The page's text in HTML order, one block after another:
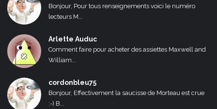
Bonjour, Pour tous renseignements voici le numéro
lecteurs M...
Arlette Auduc
Comment faire pour acheter des assiettes Maxwell and
William...
cordonbleu75
Bonjour, Effectivement la saucisse de Morteau est crue
:-) B...